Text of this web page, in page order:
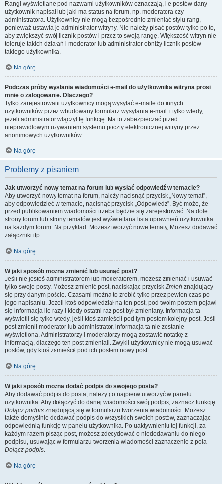
Rangi wyświetlane pod nazwami użytkowników oznaczają, ile postów dany
użytkownik napisał lub jaki ma status na forum, np. moderatora czy
administratora. Użytkownicy nie mogą bezpośrednio zmieniać stylu rang,
ponieważ ustawia je administrator witryny. Nie należy pisać postów tylko po to,
aby zwiększyć swój licznik postów i przez to swoją rangę. Większość witryn nie
toleruje takich działań i moderator lub administrator obniży licznik postów
takiego użytkownika.
Na górę
Podczas próby wysłania wiadomości e-mail do użytkownika witryna prosi
mnie o zalogowanie. Dlaczego?
Tylko zarejestrowani użytkownicy mogą wysyłać e-maile do innych
użytkowników przez wbudowany formularz wysyłania e-maili i tylko wtedy,
jeżeli administrator włączył tę funkcję. Ma to zabezpieczać przed
nieprawidłowym używaniem systemu poczty elektronicznej witryny przez
anonimowych użytkowników.
Na górę
Problemy z pisaniem
Jak utworzyć nowy temat na forum lub wysłać odpowiedź w temacie?
Aby utworzyć nowy temat na forum, należy nacisnąć przycisk „Nowy temat”,
aby odpowiedzieć w temacie, nacisnąć przycisk „Odpowiedz”. Być może, że
przed publikowaniem wiadomości trzeba będzie się zarejestrować. Na dole
strony forum lub strony tematów jest wyświetlana lista uprawnień użytkownika
na każdym forum. Na przykład: Możesz tworzyć nowe tematy, Możesz dodawać
załączniki itp.
Na górę
W jaki sposób można zmienić lub usunąć post?
Jeśli nie jesteś administratorem lub moderatorem, możesz zmieniać i usuwać
tylko swoje posty. Możesz zmienić post, naciskając przyciskZmień znajdujący
się przy danym poście. Czasami można to zrobić tylko przez pewien czas po
jego napisaniu. Jeżeli ktoś odpowiedział na ten post, pod twoim postem pojawi
się informacja ile razy i kiedy ostatni raz post był zmieniany. Informacja ta
wyświetli się tylko wtedy, jeśli ktoś zamieścił pod tym postem kolejny post. Jeśli
post zmienił moderator lub administrator, informacja ta nie zostanie
wyświetlona. Administratorzy i moderatorzy mogą zostawić notatkę z
informacją, dlaczego ten post zmieniali. Zwykli użytkownicy nie mogą usuwać
postów, gdy ktoś zamieścił pod ich postem nowy post.
Na górę
W jaki sposób można dodać podpis do swojego posta?
Aby dodawać podpis do posta, należy go najpierw utworzyć w panelu
użytkownika. Aby dołączyć do danej wiadomości swój podpis, zaznacz funkcję
Dołącz podpis znajdującą się w formularzu tworzenia wiadomości. Możesz
także domyślnie dodawać podpis do wszystkich swoich postów, zaznaczając
odpowiednią funkcję w panelu użytkownika. Po uaktywnieniu tej funkcji, za
każdym razem pisząc post, możesz zdecydować o niedodawaniu do niego
podpisu, usuwając w formularzu tworzenia wiadomości zaznaczenie z pola
Dołącz podpis.
Na górę